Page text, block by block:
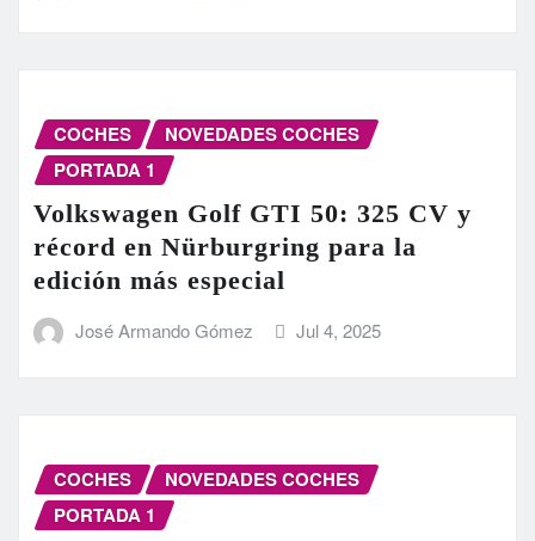
COCHES
NOVEDADES COCHES
PORTADA 1
Volkswagen Golf GTI 50: 325 CV y
récord en Nürburgring para la
edición más especial
José Armando Gómez Jul 4, 2025
COCHES
NOVEDADES COCHES
PORTADA 1